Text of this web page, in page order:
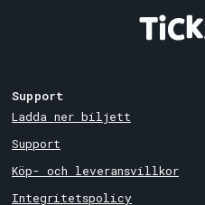
Support
Ladda ner biljett
Support
Köp- och leveransvillkor
Integritetspolicy